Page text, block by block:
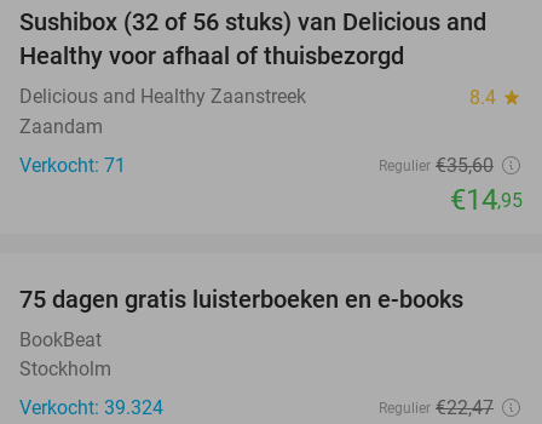
58%
Sushibox (32 of 56 stuks) van Delicious and
Healthy voor afhaal of thuisbezorgd
Delicious and Healthy Zaanstreek 8.4 star
Zaandam
Verkocht: 71
Regulier €35,60
€14,95
75 dagen gratis luisterboeken en e-books
BookBeat
Stockholm
Verkocht: 39.324
Regulier €22,47